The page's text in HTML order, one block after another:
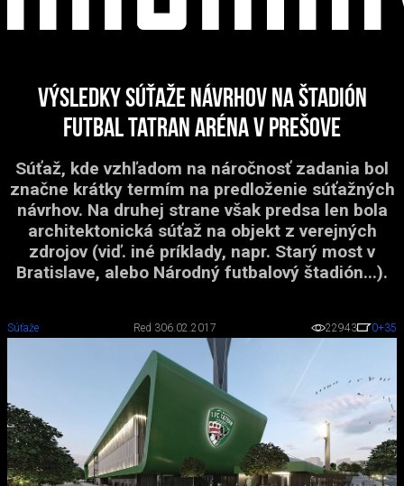
Výsledky súťaže návrhov na štadión
Futbal Tatran Aréna v Prešove
Súťaž, kde vzhľadom na náročnosť zadania bol
značne krátky termím na predloženie súťažných
návrhov. Na druhej strane však predsa len bola
architektonická súťaž na objekt z verejných
zdrojov (viď. iné príklady, napr. Starý most v
Bratislave, alebo Národný futbalový štadión...).
Súťaže Red 306.02.2017 22943 0+35